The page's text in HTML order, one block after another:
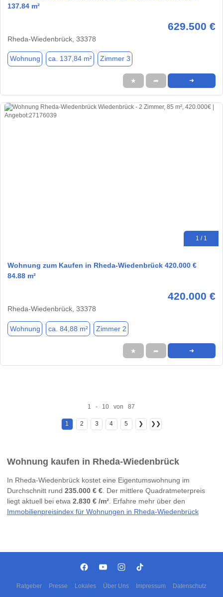
137.84 m²
629.500 €
Rheda-Wiedenbrück, 33378
Wohnung ca. 137,84 m² Zimmer 3
★ ➦ ➜
1 / 1
Wohnung zum Kaufen in Rheda-Wiedenbrück 420.000 €
84.88 m²
420.000 €
Rheda-Wiedenbrück, 33378
Wohnung ca. 84,88 m² Zimmer 2
★ ➦ ➜
1 - 10 von 87
1 2 3 4 5 ❯ ❯❯
Wohnung kaufen in Rheda-Wiedenbrück
In Rheda-Wiedenbrück kostet eine Eigentumswohnung im
Durchschnitt rund 235.000 € €. Der mittlere Quadratmeterpreis
liegt aktuell bei etwa 2.830 € /m². Erfahre mehr über den
Immobilienpreisindex für Wohnungen in Rheda-Wiedenbrück
Ratgeber Presse Lokales Über Uns Impressum Datenschutz